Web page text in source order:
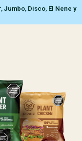
Disco, El Nene y